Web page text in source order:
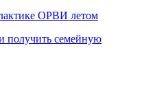
ОРВИ летом
получить семейную